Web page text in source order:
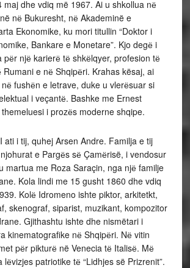
maj dhe vdiq më 1967. Ai u shkollua nё
nё Bukuresht, nё Akademinë e
Ekonomike, ku mori titullin “Doktor i
Bankare e Monetare”. Kjo degё i
pёr njё karierё tё shkёlqyer, profesion tё
Rumani e nё Shqipёri. Krahas kësaj, ai
fushёn e letrave, duke u vlerёsuar si
i veçantё. Bashke me Ernest
i prozёs moderne shqipe.
ati i tij, quhej Arsen Andre. Familja e tij
e Pargёs sё Çamёrisë, i vendosur
martua me Roza Saraçin, nga njё familje
Kola lindi me 15 gusht 1860 dhe vdiq
Kolё Idromeno ishte piktor, arkitetkt,
skenograf, siparist, muzikant, kompozitor
Gjithashtu ishte dhe nismëtari i
kinematografike nё Shqipёri. Nё vitin
pёr pikturё në Venecia tё Italisё. Mё
lёvizjes patriotike tё “Lidhjes së Prizrenit”.